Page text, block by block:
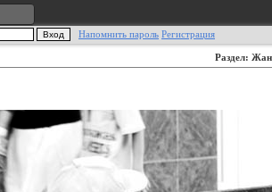
Напомнить пароль Регистрация
Раздел: